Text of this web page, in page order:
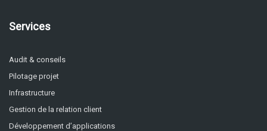
Services
Audit & conseils
Pilotage projet
Infrastructure
Gestion de la relation client
Développement d’applications